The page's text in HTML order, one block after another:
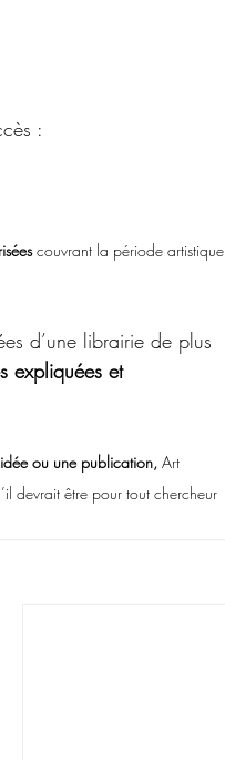
:
couvrant la période artistique
d’une librairie de plus
expliquées et
ou une publication, Art
devrait être pour tout chercheur